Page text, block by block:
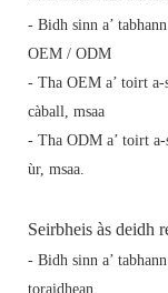
- Bidh sinn a’
OEM / ODM
- Tha OEM a’ toirt a-
càball, msaa
- Tha ODM a’ toirt a-
ùr, msaa.
Seirbheis às deidh
- Bidh sinn a’
toraidhean.